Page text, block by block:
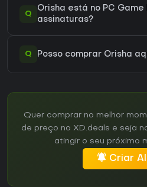
Q
Orisha está no PC Game
assinaturas?
Q Posso comprar Orisha
Quer comprar no melhor
de preço no XD.deals e seja
atingir o seu próximo
Criar